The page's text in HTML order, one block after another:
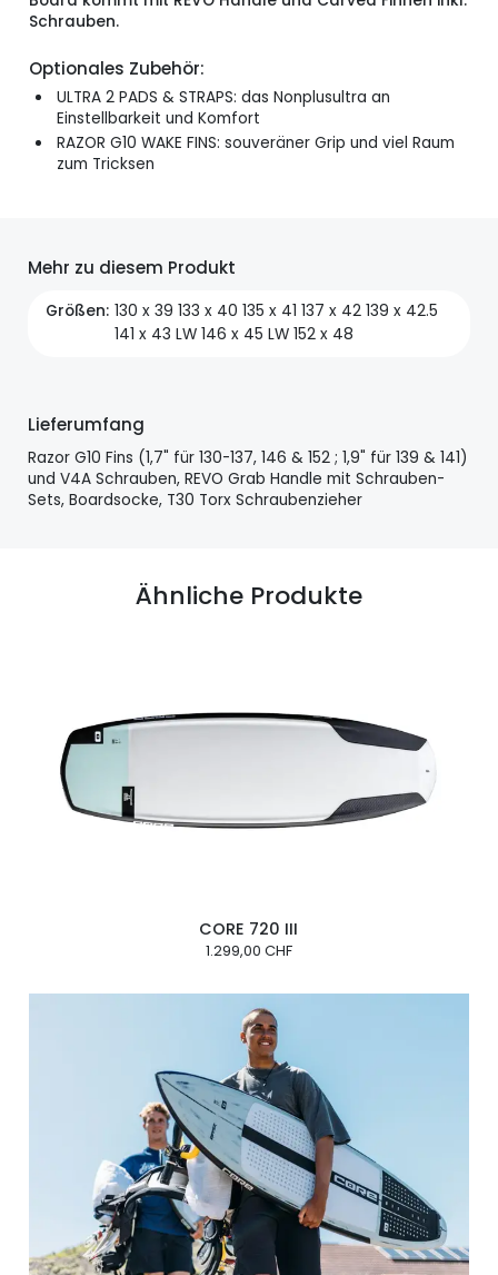
Schrauben.
Optionales Zubehör:
ULTRA 2 PADS & STRAPS: das Nonplusultra an
Einstellbarkeit und Komfort
RAZOR G10 WAKE FINS: souveräner Grip und viel Raum
zum Tricksen
Mehr zu diesem Produkt
Größen 130 x 39 133 x 40 135 x 41 137 x 42 139 x 42.5
141 x 43 LW 146 x 45 LW 152 x 48
Lieferumfang
Razor G10 Fins (1,7" für 130-137, 146 & 152 ; 1,9" für 139 & 141)
und V4A Schrauben, REVO Grab Handle mit Schrauben-
Sets, Boardsocke, T30 Torx Schraubenzieher
Ähnliche Produkte
CORE 720 III
1.299,00 CHF